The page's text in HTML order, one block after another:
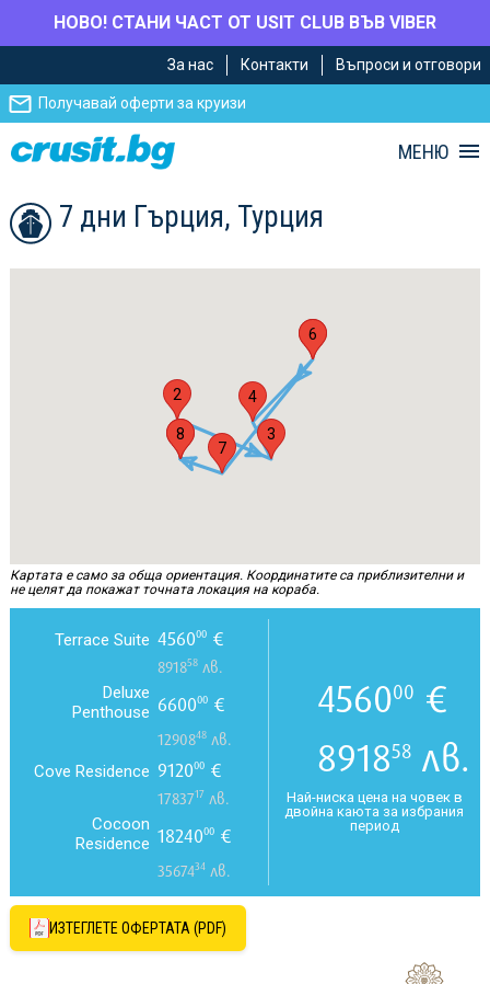
НОВО! СТАНИ ЧАСТ ОТ USIT CLUB ВЪВ VIBER
главното
съдържание
Навигацията
За нас Контакти Въпроси и отговори
Получавай оферти за круизи
МЕНЮ
7 дни Гърция, Турция
1
2
3
4
5
6
7
8
Картата е само за обща ориентация. Координатите са приблизителни и
не целят да покажат точната локация на кораба.
Terrace Suite 456000€
891858лв.
Deluxe
Penthouse 660000€
1290848лв.
Cove Residence 912000€
1783717 лв.
Cocoon
Residence 1824000€
3567434лв.
456000 €
891858 лв.
Най-ниска цена на човек в
двойна каюта за избрания
период
ИЗТЕГЛЕТЕ ОФЕРТАТА (PDF)